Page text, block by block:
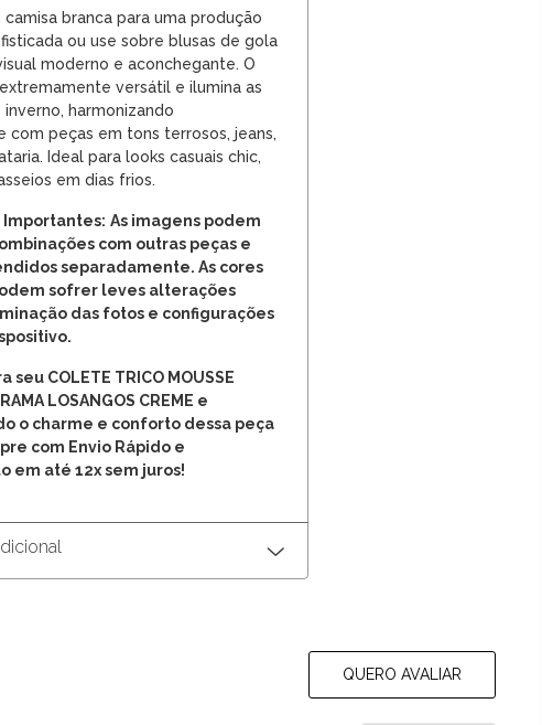
branca para uma produção
ou use sobre blusas de gola
moderno e aconchegante. O
versátil e ilumina as
harmonizando
com peças em tons terrosos, jeans,
Ideal para looks casuais chic,
em dias frios.
Importantes: As imagens podem
com outras peças e
separadamente. As cores
sofrer leves alterações
das fotos e configurações
seu COLETE TRICO MOUSSE
LOSANGOS CREME e
o charme e conforto dessa peça
com Envio Rápido e
em até 12x sem juros!
QUERO AVALIAR